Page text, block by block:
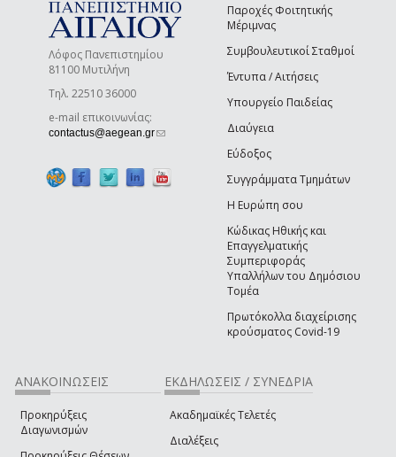
Λόφος Πανεπιστημίου
81100 Μυτιλήνη
Τηλ. 22510 36000
e-mail επικοινωνίας:
contactus@aegean.gr(link sends e-mail)
Παροχές Φοιτητικής
Μέριμνας
Συμβουλευτικοί Σταθμοί
Έντυπα / Αιτήσεις
Υπουργείο Παιδείας
Διαύγεια
Εύδοξος
Συγγράμματα Τμημάτων
Η Ευρώπη σου
Κώδικας Ηθικής και
Επαγγελματικής
Συμπεριφοράς
Υπαλλήλων του Δημόσιου
Τομέα
Πρωτόκολλα διαχείρισης
κρούσματος Covid-19
ΑΝΑΚΟΙΝΩΣΕΙΣ
Προκηρύξεις
Διαγωνισμών
ΕΚΔΗΛΩΣΕΙΣ / ΣΥΝΕΔΡΙΑ
Ακαδημαϊκές Τελετές
Διαλέξεις